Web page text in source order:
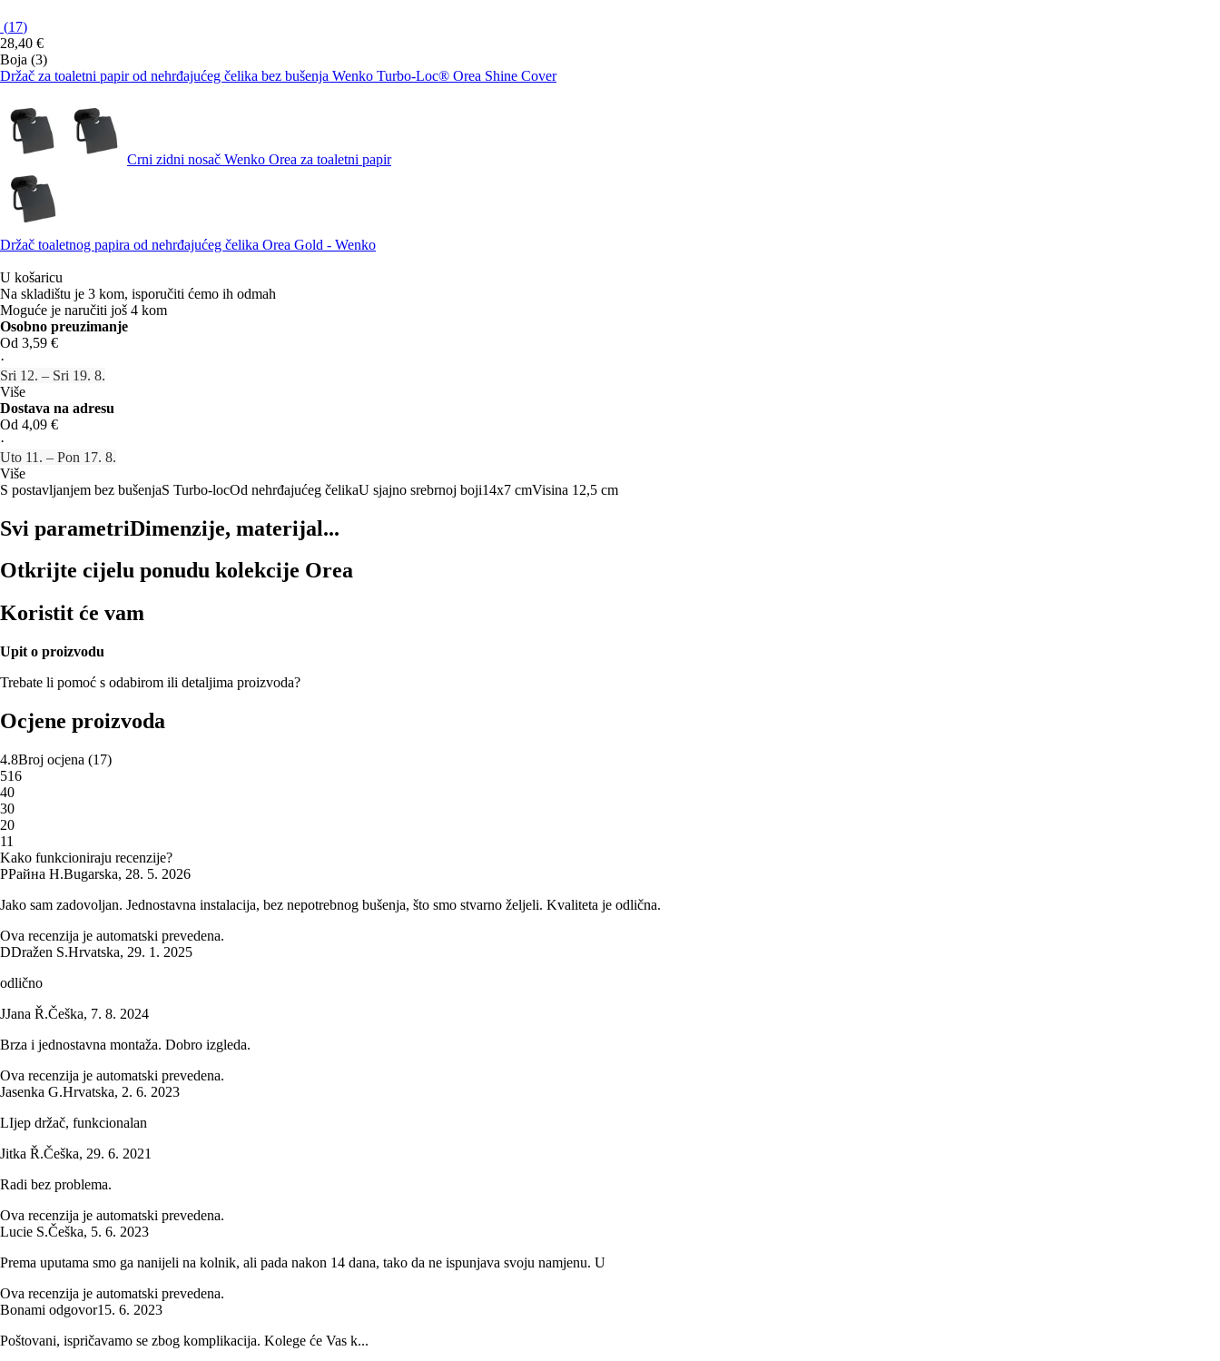
(17)
28,40 €
Boja (3)
Držač za toaletni papir od nehrđajućeg čelika bez bušenja Wenko Turbo-Loc® Orea Shine Cover
Crni zidni nosač Wenko Orea za toaletni papir
Držač toaletnog papira od nehrđajućeg čelika Orea Gold - Wenko
U košaricu
Na skladištu je 3 kom, isporučiti ćemo ih odmah
Moguće je naručiti još 4 kom
Osobno preuzimanje
Od 3,59 €
·
Sri 12. – Sri 19. 8.
Više
Dostava na adresu
Od 4,09 €
·
Uto 11. – Pon 17. 8.
Više
S postavljanjem bez bušenjaS Turbo-locOd nehrđajućeg čelikaU sjajno srebrnoj boji14x7 cmVisina 12,5 cm
Svi parametriDimenzije, materijal...
Otkrijte cijelu ponudu kolekcije Orea
Koristit će vam
Upit o proizvodu
Trebate li pomoć s odabirom ili detaljima proizvoda?
Ocjene proizvoda
4.8Broj ocjena (17)
516
40
30
20
11
Kako funkcioniraju recenzije?
РРайна Н.Bugarska, 28. 5. 2026
Jako sam zadovoljan. Jednostavna instalacija, bez nepotrebnog bušenja, što smo stvarno željeli. Kvaliteta je odlična.
Ova recenzija je automatski prevedena.
DDražen S.Hrvatska, 29. 1. 2025
odlično
JJana Ř.Češka, 7. 8. 2024
Brza i jednostavna montaža. Dobro izgleda.
Ova recenzija je automatski prevedena.
Jasenka G.Hrvatska, 2. 6. 2023
LIjep držač, funkcionalan
Jitka Ř.Češka, 29. 6. 2021
Radi bez problema.
Ova recenzija je automatski prevedena.
Lucie S.Češka, 5. 6. 2023
Prema uputama smo ga nanijeli na kolnik, ali pada nakon 14 dana, tako da ne ispunjava svoju namjenu. U
Ova recenzija je automatski prevedena.
Bonami odgovor15. 6. 2023
Poštovani, ispričavamo se zbog komplikacija. Kolege će Vas k...